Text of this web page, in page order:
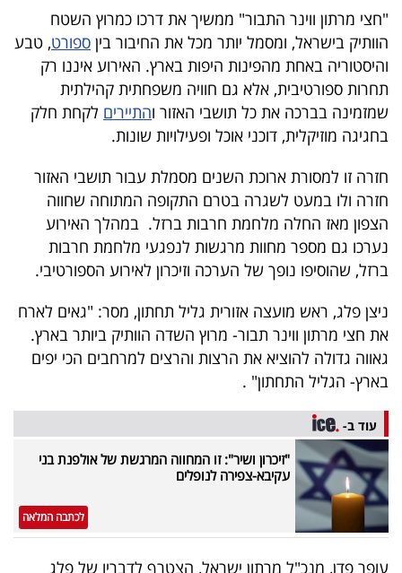
ניוזלטרים
מייל
אדום
פרסמו
באייס
עקבו
אחרינו:
"חצי מרתון ווינר התבור" ממשיך את דרכו כמרוץ השטח
הוותיק בישראל, ומסמל יותר מכל את החיבור בין ספורט, טבע
והיסטוריה באחת מהפינות היפות בארץ. האירוע איננו רק
תחרות ספורטיבית, אלא גם חוויה משפחתית קהילתית
שמזמינה בברכה את כל תושבי האזור והתיירים לקחת חלק
בחגיגה מוזיקלית, דוכני אוכל ופעילויות שונות.
חזרה זו למסורת ארוכת השנים מסמלת עבור תושבי האזור
חזרה ולו במעט לשגרה בטרם התקופה המתוחה שחווה
הצפון מאז החלה מלחמת חרבות ברזל. במהלך האירוע
נערכו גם מספר מחוות מרגשות לנפגעי מלחמת חרבות
ברזל, שהוסיפו נופך של הערכה וזיכרון לאירוע הספורטיבי.
ניצן פלג, ראש מועצה אזורית גליל תחתון, מסר: "גאים לארח
את חצי מרתון ווינר תבור- מרוץ השדה הוותיק ביותר בארץ.
גאווה גדולה להוציא את הרצות והרצים למרחבים הכי יפים
בארץ- הגליל התחתון" .
עוד ב-
"זיכרון ושיר": זו המחווה המרגשת של אולפנת בני
עקיבא-צפירה לנופלים
לכתבה המלאה
עופר פדן, מנכ"ל מרתון ישראל, הצטרף לדבריו של פלג